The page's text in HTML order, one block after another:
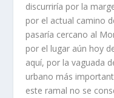
discurrirí­a por la
por el actual camino
pasarí­a cercano al
por el lugar aún hoy
aquí­, por la vaguada
urbano más
este ramal no se